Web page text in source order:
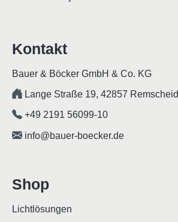
Kontakt
Bauer & Böcker GmbH & Co. KG
Lange Straße 19, 42857 Remscheid
+49 2191 56099-10
info@bauer-boecker.de
Shop
Lichtlösungen